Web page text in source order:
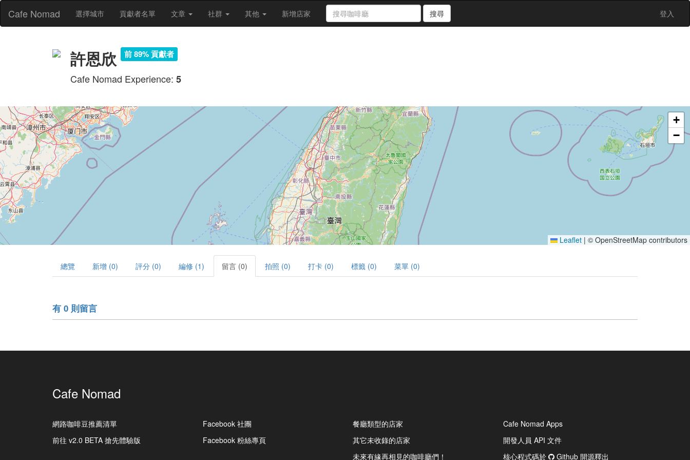
Cafe Nomad 選擇城市 貢獻者名單 文章 社群 其他 新增店家 搜尋 登入
許恩欣 前 89% 貢獻者
Cafe Nomad Experience: 5
+
−
Leaflet | © OpenStreetMap contributors
總覽 新增 (0) 評分 (0) 編修 (1) 留言 (0) 拍照 (0) 打卡 (0) 標籤 (0) 菜單 (0)
有 0 則留言
Cafe Nomad
網路咖啡豆推薦清單
前往 v2.0 BETA 搶先體驗版
Facebook 社團
Facebook 粉絲專頁
餐廳類型的店家
其它未收錄的店家
未來有緣再相見的咖啡廳們！
Cafe Nomad Apps
開發人員 API 文件
核心程式碼於
Github 開源釋出